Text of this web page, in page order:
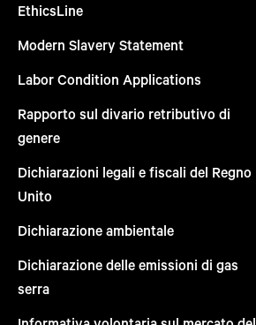
EthicsLine
Modern Slavery Statement
Labor Condition Applications
Rapporto sul divario retributivo di
genere
Dichiarazioni legali e fiscali del Regno
Unito
Dichiarazione ambientale
Dichiarazione delle emissioni di gas
serra